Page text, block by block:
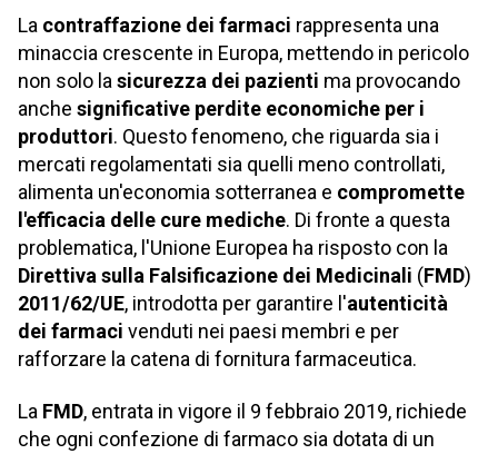
La contraffazione dei farmaci rappresenta una
minaccia crescente in Europa, mettendo in pericolo
non solo la sicurezza dei pazienti ma provocando
anche significative perdite economiche per i
produttori. Questo fenomeno, che riguarda sia i
mercati regolamentati sia quelli meno controllati,
alimenta un'economia sotterranea e compromette
l'efficacia delle cure mediche. Di fronte a questa
problematica, l'Unione Europea ha risposto con la
Direttiva sulla Falsificazione dei Medicinali (FMD)
2011/62/UE, introdotta per garantire l'autenticità
dei farmaci venduti nei paesi membri e per
rafforzare la catena di fornitura farmaceutica.
La FMD, entrata in vigore il 9 febbraio 2019, richiede
che ogni confezione di farmaco sia dotata di un